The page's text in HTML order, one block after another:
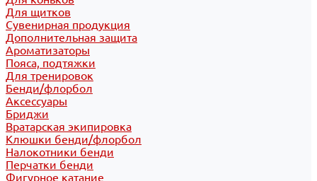
Для щитков
Сувенирная продукция
Дополнительная защита
Ароматизаторы
Пояса, подтяжки
Для тренировок
Бенди/флорбол
Аксессуары
Бриджи
Вратарская экипировка
Клюшки бенди/флорбол
Налокотники бенди
Перчатки бенди
Фигурное катание